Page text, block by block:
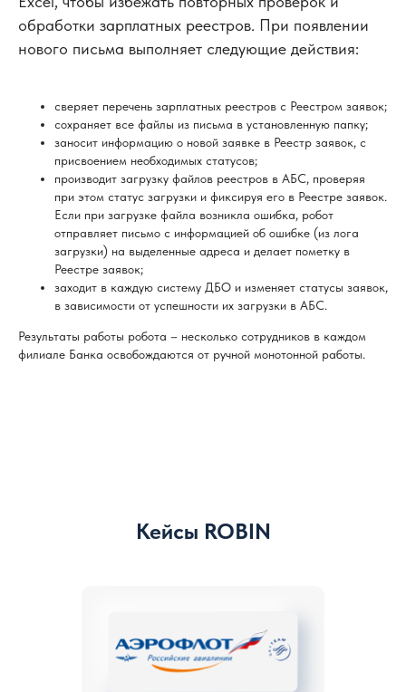
обработки зарплатных реестров. При появлении
нового письма выполняет следующие действия:
сверяет перечень зарплатных реестров с Реестром заявок;
сохраняет все файлы из письма в установленную папку;
заносит информацию о новой заявке в Реестр заявок, с
присвоением необходимых статусов;
производит загрузку файлов реестров в АБС, проверяя
при этом статус загрузки и фиксируя его в Реестре заявок.
Если при загрузке файла возникла ошибка, робот
отправляет письмо с информацией об ошибке (из лога
загрузки) на выделенные адреса и делает пометку в
Реестре заявок;
заходит в каждую систему ДБО и изменяет статусы заявок,
в зависимости от успешности их загрузки в АБС.
Результаты работы робота – несколько сотрудников в каждом
филиале Банка освобождаются от ручной монотонной работы.
Кейсы ROBIN